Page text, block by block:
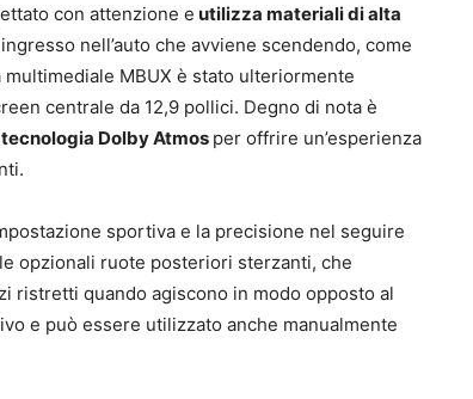
con attenzione e utilizza materiali di alta
nell’auto che avviene scendendo, come
MBUX è stato ulteriormente
centrale da 12,9 pollici. Degno di nota è
Dolby Atmos per offrire un’esperienza
sportiva e la precisione nel seguire
opzionali ruote posteriori sterzanti, che
ristretti quando agiscono in modo opposto al
e può essere utilizzato anche manualmente